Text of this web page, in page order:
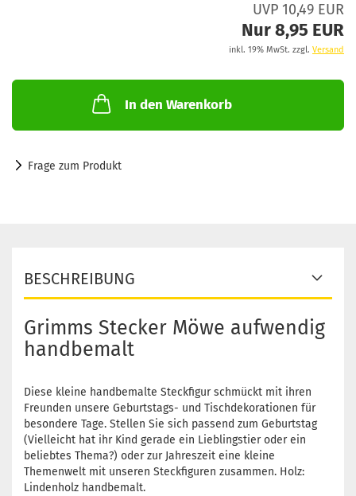
UVP 10,49 EUR
Nur 8,95 EUR
inkl. 19% MwSt. zzgl. Versand
In den Warenkorb
Frage zum Produkt
BESCHREIBUNG
Grimms Stecker Möwe aufwendig
handbemalt
Diese kleine handbemalte Steckfigur schmückt mit ihren
Freunden unsere Geburtstags- und Tischdekorationen für
besondere Tage. Stellen Sie sich passend zum Geburtstag
(Vielleicht hat ihr Kind gerade ein Lieblingstier oder ein
beliebtes Thema?) oder zur Jahreszeit eine kleine
Themenwelt mit unseren Steckfiguren zusammen. Holz:
Lindenholz handbemalt.